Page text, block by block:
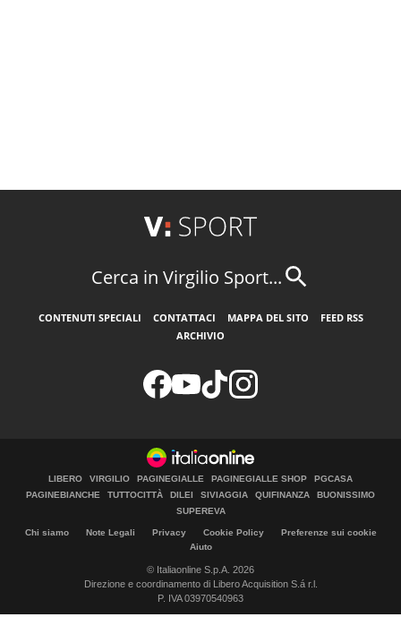
Cerca in Virgilio Sport...
CONTENUTI SPECIALI CONTATTACI MAPPA DEL SITO
FEED RSS
ARCHIVIO
LIBERO VIRGILIO PAGINEGIALLE PAGINEGIALLE SHOP
PGCASA
PAGINEBIANCHE
TUTTOCITTÀ DILEI SIVIAGGIA QUIFINANZA
BUONISSIMO
SUPEREVA
Chi siamo Note Legali Privacy Cookie Policy
Preferenze sui cookie
Aiuto
© Italiaonline S.p.A. 2026
Direzione e coordinamento di Libero Acquisition S.á r.l.
P. IVA 03970540963